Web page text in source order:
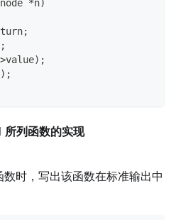
*n)
所列函数的实现
数时，写出该函数在标准输出中